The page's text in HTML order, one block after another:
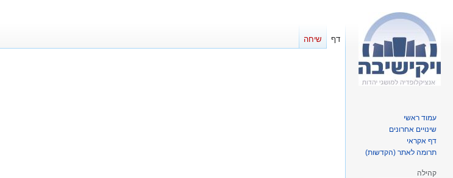
דף שיחה
עמוד ראשי
שינויים אחרונים
דף אקראי
תרומה לאתר (הקדשות)
קהילה